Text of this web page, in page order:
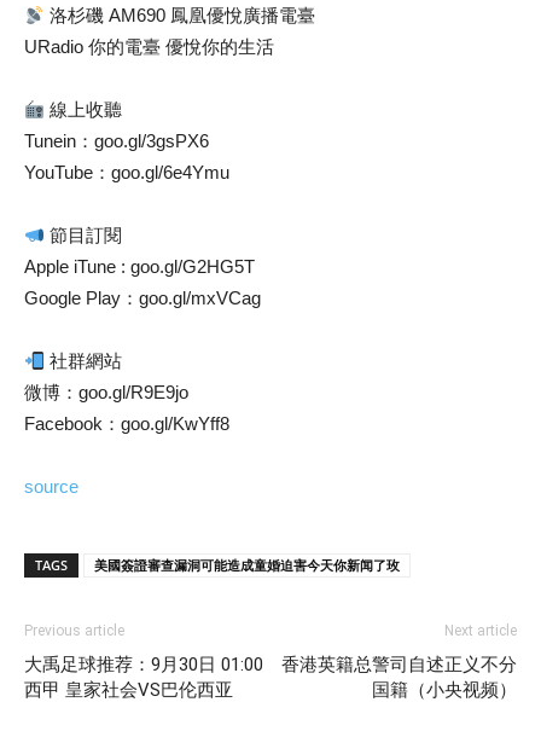
洛杉磯 AM690 鳳凰優悅廣播電臺
URadio 你的電臺 優悅你的生活
線上收聽
Tunein：goo.gl/3gsPX6
YouTube：goo.gl/6e4Ymu
節目訂閱
Apple iTune : goo.gl/G2HG5T
Google Play：goo.gl/mxVCag
社群網站
微博：goo.gl/R9E9jo
Facebook：goo.gl/KwYff8
source
TAGS 美國簽證審查漏洞可能造成童婚迫害今天你新闻了玫
Previous article
大禹足球推荐：9月30日 01:00
西甲 皇家社会VS巴伦西亚
Next article
香港英籍总警司自述正义不分
国籍（小央视频）